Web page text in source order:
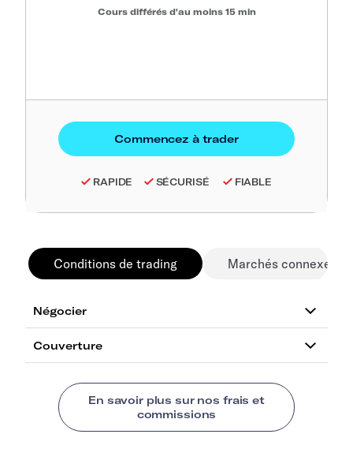
Cours différés d'au moins 15 min
RAPIDE SÉCURISÉ FIABLE
Conditions de trading Marchés connexes